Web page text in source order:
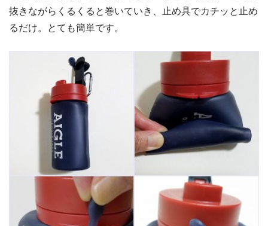
抜きながらくるくると巻いていき、止め具でカチッと止め
るだけ。とても簡単です。